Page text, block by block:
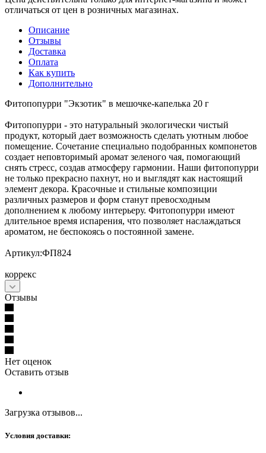
отличаться от цен в розничных магазинах.
Описание
Отзывы
Доставка
Оплата
Как купить
Дополнительно
Фитопопурри "Экзотик" в мешочке-капелька 20 г
Фитопопурри - это натуральный экологически чистый
продукт, который дает возможность сделать уютным любое
помещение. Сочетание специально подобранных компонетов
создает неповторимый аромат зеленого чая, помогающий
снять стресс, создав атмосферу гармонии. Наши фитопопурри
не только прекрасно пахнут, но и выглядят как настоящий
элемент декора. Красочные и стильные композиции
различных размеров и форм станут превосходным
дополнением к любому интерьеру. Фитопопурри имеют
длительное время испарения, что позволяет наслаждаться
ароматом, не беспокоясь о постоянной замене.
Артикул:ФП824
коррекс
Отзывы
Нет оценок
Оставить отзыв
Загрузка отзывов...
Условия доставки: